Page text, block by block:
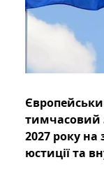
тимчасовий
2027 року на
юстиції та